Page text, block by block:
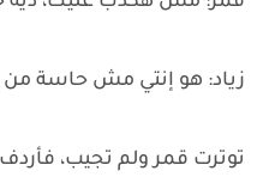
زياد: هو إنتي مش حاسة من
توترت قمر ولم تجيب،